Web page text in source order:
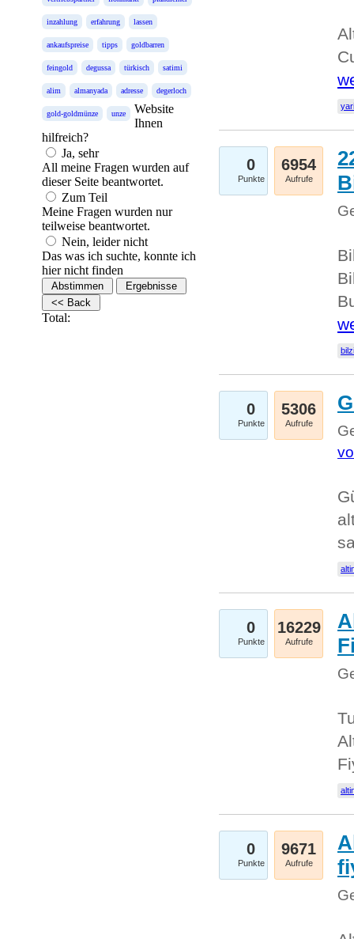
inzahlung erfahrung lassen
ankaufspreise tipps goldbarren
feingold degussa türkisch satimi
alim almanyada adresse degerloch
gold-goldmünze unze
Website
Ihnen
hilfreich?
Ja, sehr
All meine Fragen wurden auf
dieser Seite beantwortet.
Zum Teil
Meine Fragen wurden nur
teilweise beantwortet.
Nein, leider nicht
Das was ich suchte, konnte ich
hier nicht finden
Total:
0
Punkte
6954
Aufrufe
0
Punkte
5306
Aufrufe
0
Punkte
16229
Aufrufe
0
Punkte
9671
Aufrufe